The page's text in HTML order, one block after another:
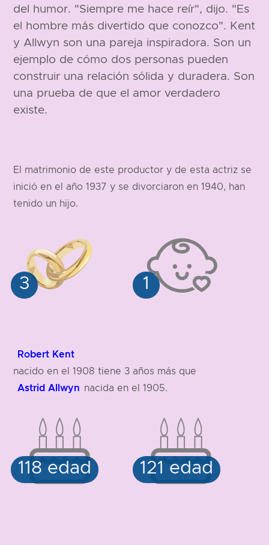
del humor. "Siempre me hace reír", dijo. "Es
el hombre más divertido que conozco". Kent
y Allwyn son una pareja inspiradora. Son un
ejemplo de cómo dos personas pueden
construir una relación sólida y duradera. Son
una prueba de que el amor verdadero
existe.
El matrimonio de este productor y de esta actriz se
inició en el año 1937 y se divorciaron en 1940, han
tenido un hijo.
Robert Kent
nacido en el 1908 tiene 3 años más que
Astrid Allwyn nacida en el 1905.